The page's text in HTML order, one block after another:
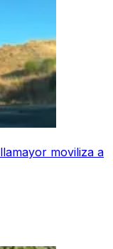
moviliza a